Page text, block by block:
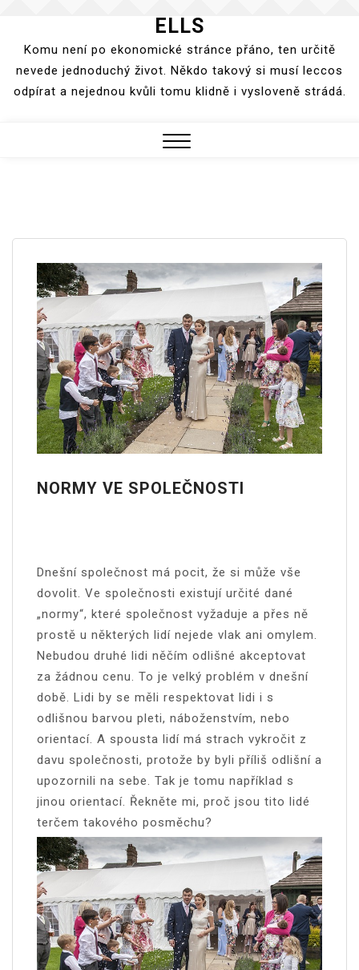
content
ELLS
Komu není po ekonomické stránce přáno, ten určitě
nevede jednoduchý život. Někdo takový si musí leccos
odpírat a nejednou kvůli tomu klidně i vysloveně strádá.
NORMY VE SPOLEČNOSTI
Dnešní společnost má pocit, že si může vše
dovolit. Ve společnosti existují určité dané
„normy“, které společnost vyžaduje a přes ně
prostě u některých lidí nejede vlak ani omylem.
Nebudou druhé lidi něčím odlišné akceptovat
za žádnou cenu. To je velký problém v dnešní
době. Lidi by se měli respektovat lidi i s
odlišnou barvou pleti, náboženstvím, nebo
orientací. A spousta lidí má strach vykročit z
davu společnosti, protože by byli příliš odlišní a
upozornili na sebe. Tak je tomu například s
jinou orientací. Řekněte mi, proč jsou tito lidé
terčem takového posměchu?